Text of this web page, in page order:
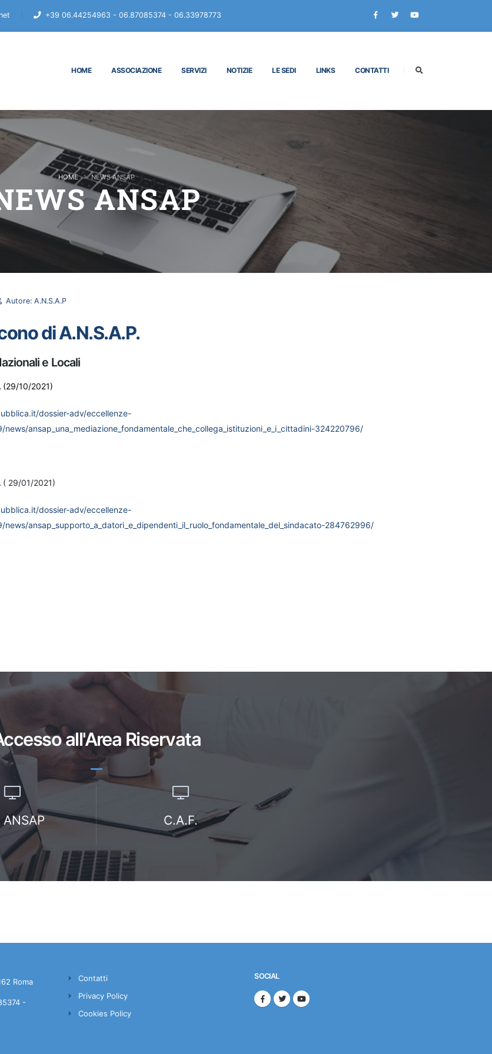
+39 06.44254963 - 06.87085374 - 06.33978773
HOME ASSOCIAZIONE SERVIZI NOTIZIE LE SEDI LINKS CONTATTI
ANSAP
HOME NEWS ANSAP
Autore: A.N.S.A.P
di A.N.S.A.P.
e Locali
(29/10/2021)
dossier-adv/eccellenze-
news/ansap_una_mediazione_fondamentale_che_collega_istituzioni_e_i_cittadini-324220796/
( 29/01/2021)
dossier-adv/eccellenze-
news/ansap_supporto_a_datori_e_dipendenti_il_ruolo_fondamentale_del_sindacato-284762996/
all'Area Riservata
ANSAP C.A.F.
Roma
-
Contatti
Privacy Policy
Cookies Policy
SOCIAL